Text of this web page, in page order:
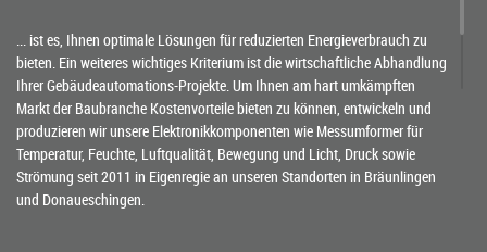
... ist es, Ihnen optimale Lösungen für reduzierten Energieverbrauch zu
bieten. Ein weiteres wichtiges Kriterium ist die wirtschaftliche Abhandlung
Ihrer Gebäudeautomations-Projekte. Um Ihnen am hart umkämpften
Markt der Baubranche Kostenvorteile bieten zu können, entwickeln und
produzieren wir unsere Elektronikkomponenten wie Messumformer für
Temperatur, Feuchte, Luftqualität, Bewegung und Licht, Druck sowie
Strömung seit 2011 in Eigenregie an unseren Standorten in Bräunlingen
und Donaueschingen.